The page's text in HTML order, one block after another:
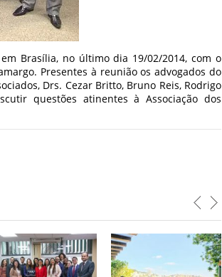
Brasília, no último dia 19/02/2014, com o
Presentes à reunião os advogados do
Drs. Cezar Britto, Bruno Reis, Rodrigo
questões atinentes à Associação dos